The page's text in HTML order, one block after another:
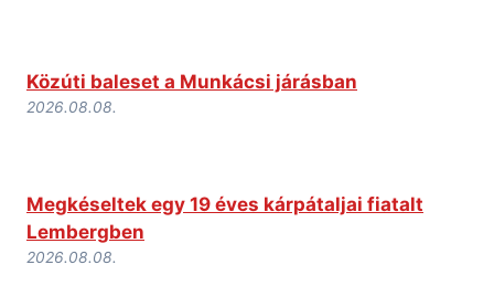
Közúti baleset a Munkácsi járásban
2026.08.08.
Megkéseltek egy 19 éves kárpátaljai fiatalt
Lembergben
2026.08.08.